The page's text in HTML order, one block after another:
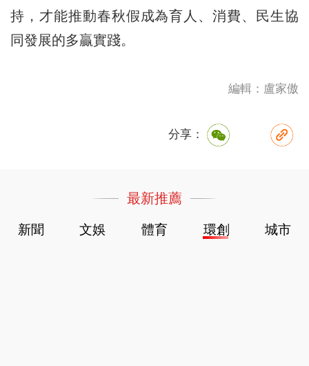
持，才能推動春秋假成為育人、消費、民生協
同發展的多贏實踐。
編輯：盧家傲
分享：
最新推薦
新聞 文娛 體育 環創 城市